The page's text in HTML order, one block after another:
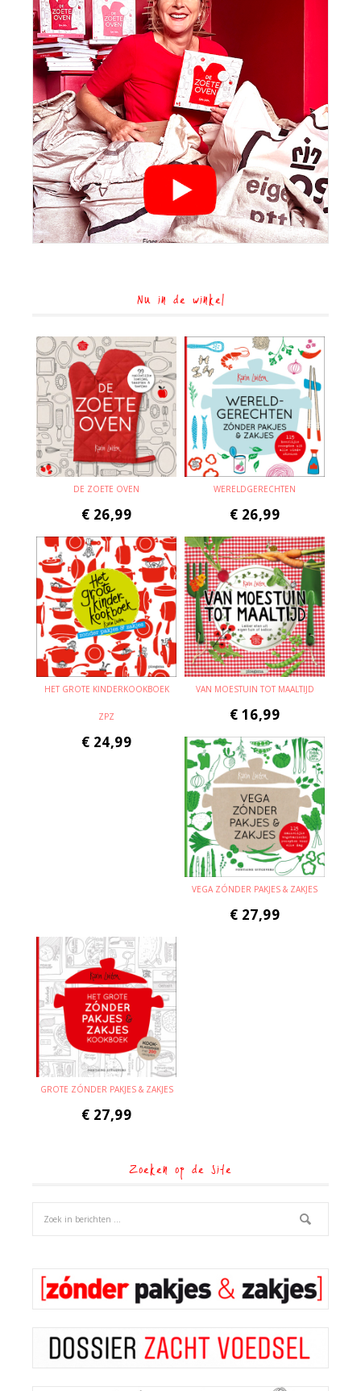
Nu in de winkel
DE ZOETE OVEN
€ 26,99
WERELDGERECHTEN
€ 26,99
HET GROTE KINDERKOOKBOEK
ZPZ
€ 24,99
VAN MOESTUIN TOT MAALTIJD
€ 16,99
VEGA ZÓNDER PAKJES & ZAKJES
€ 27,99
GROTE ZÓNDER PAKJES & ZAKJES
€ 27,99
Zoeken op de site